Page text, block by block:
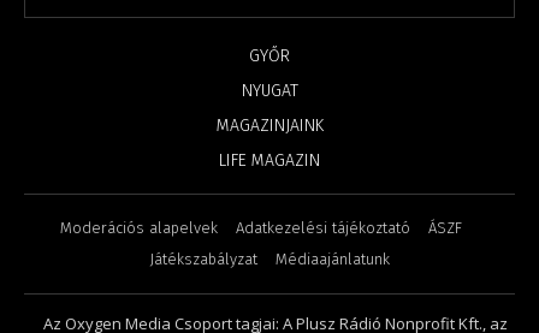
GYŐR
NYUGAT
MAGAZINJAINK
LIFE MAGAZIN
Moderációs alapelvek Adatkezelési tájékoztató
ÁSZF
Játékszabályzat
Médiaajánlatunk
Az Oxygen Media Csoport tagjai: A Plusz Rádió Nonprofit Kft., az